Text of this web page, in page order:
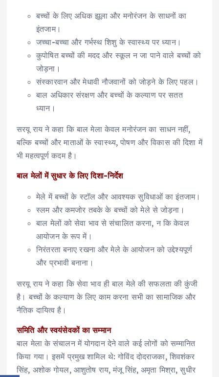
बच्चों के लिए अधिक झूला और मनोरंजन के साधनों का
इंतजाम।
जच्चा-बच्चा और गर्भस्थ शिशु के स्वास्थ्य पर ध्यान।
कुपोषित बच्चों की मदद और स्कूल न जा पाने वाले बच्चों को
जोड़ना।
संस्कारवान और मेधावी नौजवानों को जोड़ने के लिए पहल।
बाल अधिकार संरक्षण और बच्चों के कल्याण पर सतत
ध्यान।
सरयू राय ने कहा कि बाल मेला केवल मनोरंजन का साधन नहीं,
बल्कि बच्चों और माताओं के स्वास्थ्य, पोषण और विकास की दिशा में
भी महत्वपूर्ण कदम है।
बाल मेलों में सुधार के लिए दिशा-निर्देश
मेले में बच्चों के स्टॉल और आवश्यक सुविधाओं का इंतजाम।
स्लम और कमजोर तबके के बच्चों को मेले से जोड़ना।
बाल मेलों को सेवा भाव से संचालित करना, न कि केवल
आयोजन के रूप में।
निरंतरता बनाए रखना और मेले के आयोजन को उद्देश्यपूर्ण
और प्रभावी बनाना।
सरयू राय ने कहा कि सेवा भाव ही बाल मेले की सफलता की कुंजी
है। बच्चों के कल्याण के लिए काम करना सभी का सामाजिक और
नैतिक दायित्व है।
समिति और स्वयंसेवकों का सम्मान
बाल मेला के संचालन में योगदान देने वाले कई लोगों को सम्मानित
किया गया। इसमें प्रमुख शामिल थे: गोविंद दोदराजका, शिवशंकर
सिंह, अशोक गोयल, आशुतोष राय, मंजू सिंह, अमृता मिश्रा, सुधीर